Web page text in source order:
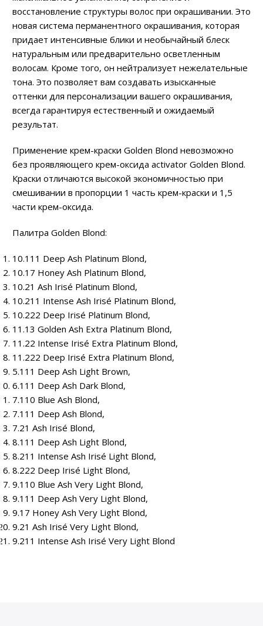
восстановление структуры волос при окрашивании. Это
новая система перманентного окрашивания, которая
придает интенсивные блики и необычайный блеск
натуральным или предварительно осветленным
волосам. Кроме того, он нейтрализует нежелательные
тона. Это позволяет вам создавать изысканные
оттенки для персонализации вашего окрашивания,
всегда гарантируя естественный и ожидаемый
результат.
Применение крем-краски Golden Blond невозможно
без проявляющего крем-оксида activator Golden Blond.
Краски отличаются высокой экономичностью при
смешивании в пропорции 1 часть крем-краски и 1,5
части крем-оксида.
Палитра Golden Blond:
10.111 Deep Ash Platinum Blond,
10.17 Honey Ash Platinum Blond,
10.21 Ash Irisé Platinum Blond,
10.211 Intense Ash Irisé Platinum Blond,
10.222 Deep Irisé Platinum Blond,
11.13 Golden Ash Extra Platinum Blond,
11.22 Intense Irisé Extra Platinum Blond,
11.222 Deep Irisé Extra Platinum Blond,
5.111 Deep Ash Light Brown,
6.111 Deep Ash Dark Blond,
7.110 Blue Ash Blond,
7.111 Deep Ash Blond,
7.21 Ash Irisé Blond,
8.111 Deep Ash Light Blond,
8.211 Intense Ash Irisé Light Blond,
8.222 Deep Irisé Light Blond,
9.110 Blue Ash Very Light Blond,
9.111 Deep Ash Very Light Blond,
9.17 Honey Ash Very Light Blond,
9.21 Ash Irisé Very Light Blond,
9.211 Intense Ash Irisé Very Light Blond